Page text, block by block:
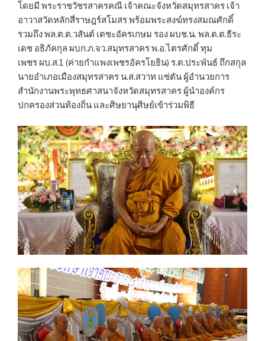
โดยมี พระราชวัชรสาครคณี เจ้าคณะจังหวัดสมุทรสาคร เจ้า
อาวาสวัดหลักสี่ราษฎร์สโมสร พร้อมพระสงฆ์ทรงสมณศักดิ์
รวมถึง พล.ต.ต.วสันต์ เตชะอัครเกษม รอง ผบช.น. พล.ต.ต.ธีระ
เดช อธิภัคกุล ผบก.ภ.จว.สมุทรสาคร พ.อ.ไตรศักดิ์ ทุม
เพชร ผบ.ส.1 (ค่ายกำแพงเพชรอัครโยธิน) ร.ต.ประพันธ์ ถึกสกุล
นายอำเภอเมืองสมุทรสาคร น.ส.สวาท แซ่ตัน ผู้อำนวยการ
สำนักงานพระพุทธศาสนาจังหวัดสมุทรสาคร ผู้นำองค์กร
ปกครองส่วนท้องถิ่น และศิษยานุศิษย์เข้าร่วมพิธี